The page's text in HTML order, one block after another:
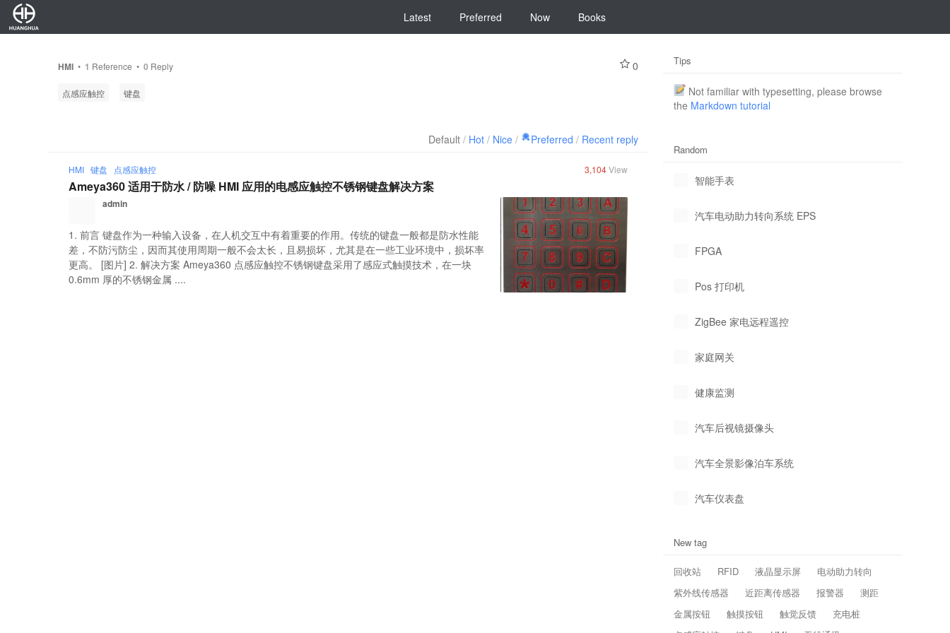
Latest Preferred Now Books
HMI • 1 Reference •0 Reply 0
点感应触控 键盘
Default / Hot / Nice / Preferred / Recent reply
HMI 键盘 点感应触控 3,104View
Ameya360 适用于防水 / 防噪 HMI 应用的电感应触控不锈钢键盘解决方案
admin
1. 前言 键盘作为一种输入设备，在人机交互中有着重要的作用。传统的键盘一般都是防水性能
差，不防污防尘，因而其使用周期一般不会太长，且易损坏，尤其是在一些工业环境中，损坏率
更高。 [图片] 2. 解决方案 Ameya360 点感应触控不锈钢键盘采用了感应式触摸技术，在一块
0.6mm 厚的不锈钢金属 ....
Tips
Not familiar with typesetting, please browse
the Markdown tutorial
Random
智能手表
汽车电动助力转向系统 EPS
FPGA
Pos 打印机
ZigBee 家电远程遥控
家庭网关
健康监测
汽车后视镜摄像头
汽车全景影像泊车系统
汽车仪表盘
New tag
回收站 RFID 液晶显示屏
电动助力转向
紫外线传感器
近距离传感器 报警器
测距
金属按钮
触摸按钮 触觉反馈
充电桩